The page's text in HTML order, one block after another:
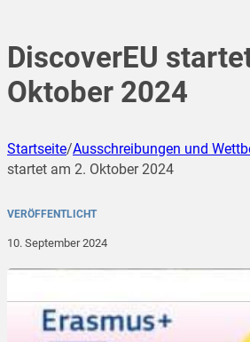
DiscoverEU
Oktober 2024
Startseite/Ausschreibungen und
startet am 2. Oktober 2024
VERÖFFENTLICHT
10. September 2024